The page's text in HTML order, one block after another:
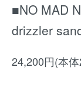
■NO MAD
drizzler
24,200円(本